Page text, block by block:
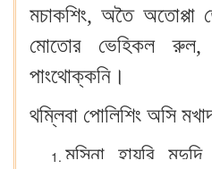
মচাকশিং, অতৈ অতোপ্পা
মোতোর ভেহিকল রুল,
পাংথোক্কনি।
থম্লিবা পোলিশিং অসি
মসিনা হায়রি মদুদি